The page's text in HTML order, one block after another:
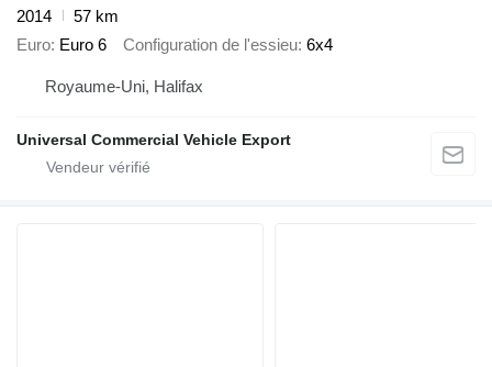
2014
57 km
Euro Euro 6 Configuration de l'essieu 6x4
Royaume-Uni, Halifax
Universal Commercial Vehicle Export